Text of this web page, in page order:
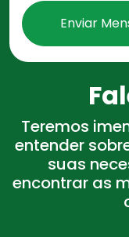
Enviar
Teremos
entender
suas
encontrar as